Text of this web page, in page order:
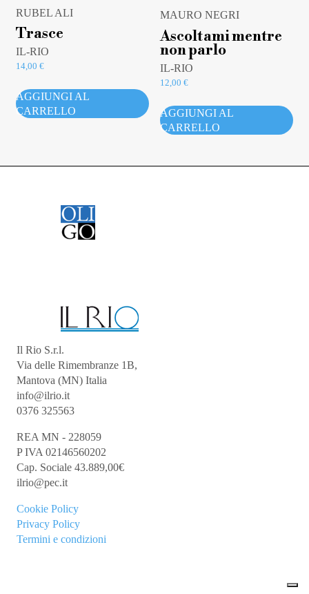
RUBEL ALI
Trasce
IL-RIO
14,00 €
AGGIUNGI AL
CARRELLO
MAURO NEGRI
Ascoltami mentre
non parlo
IL-RIO
12,00€
AGGIUNGI AL
CARRELLO
Il Rio S.r.l.
Via delle Rimembranze 1B,
Mantova (MN) Italia
info@ilrio.it
0376 325563
REA MN - 228059
P IVA 02146560202
Cap. Sociale 43.889,00€
ilrio@pec.it
Cookie Policy
Privacy Policy
Termini e condizioni